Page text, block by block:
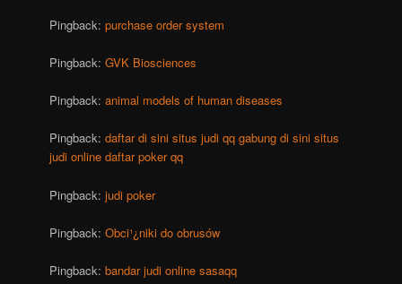
Pingback:purchase order system
Pingback:GVK Biosciences
Pingback:animal models of human diseases
Pingback:daftar di sini situs judi qq gabung di sini situs
judi online daftar poker qq
Pingback:judi poker
Pingback:Obci¹¿niki do obrusów
Pingback:bandar judi online sasaqq